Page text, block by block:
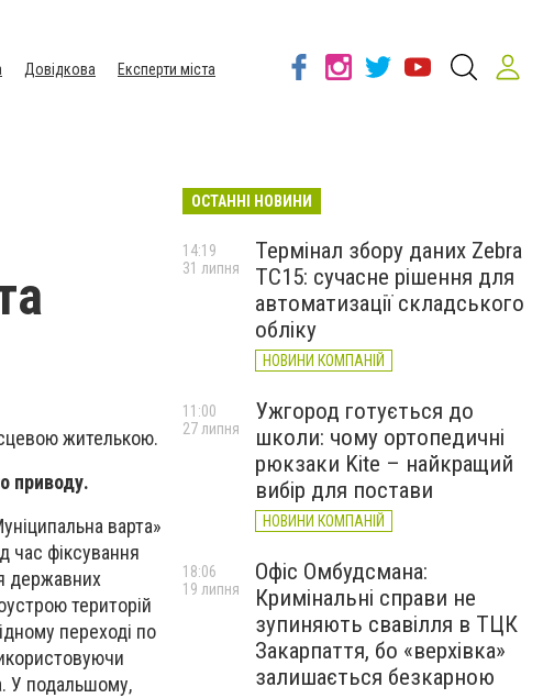
Довідкова
Експерти міста
жителькою.
приводу.
варта»
час фіксування
державних
територій
переході по
У подальшому,
ОСТАННІ НОВИНИ
Термінал збору даних Zebra
TC15: сучасне рішення для
автоматизації складського
обліку
НОВИНИ КОМПАНІЙ
14:19
31 липня
Ужгород готується до
школи: чому ортопедичні
рюкзаки Kite – найкращий
вибір для постави
НОВИНИ КОМПАНІЙ
11:00
27 липня
Офіс Омбудсмана:
Кримінальні справи не
зупиняють свавілля в ТЦК
Закарпаття, бо «верхівка»
залишається безкарною
18:06
19 липня